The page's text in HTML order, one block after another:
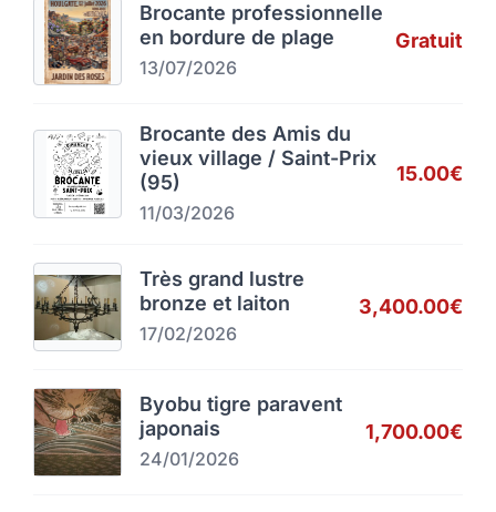
Brocante professionnelle
en bordure de plage
13/07/2026
Gratuit
Brocante des Amis du
vieux village / Saint-Prix
(95)
11/03/2026
15.00€
Très grand lustre
bronze et laiton
17/02/2026
3,400.00€
Byobu tigre paravent
japonais
24/01/2026
1,700.00€